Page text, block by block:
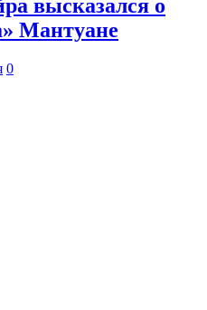
высказался о
Мантуане
0